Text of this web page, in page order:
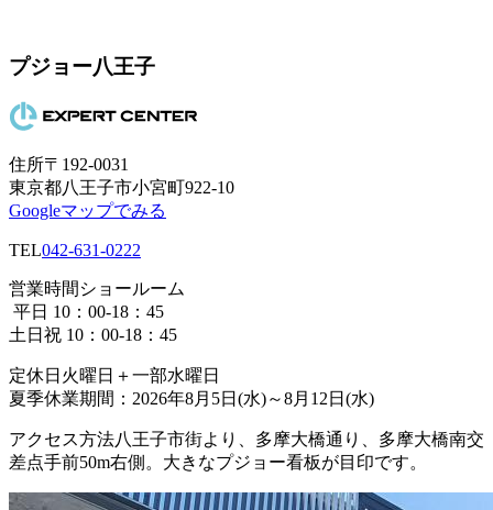
プジョー八王子
住所〒192-0031
東京都八王子市小宮町922-10
Googleマップでみる
TEL042-631-0222
営業時間 ショールーム
平日 10：00-18：45
土日祝 10：00-18：45
定休日 火曜日＋一部水曜日
夏季休業期間：2026年8月5日(水)～8月12日(水)
アクセス方法八王子市街より、多摩大橋通り、多摩大橋南交
差点手前50m右側。大きなプジョー看板が目印です。